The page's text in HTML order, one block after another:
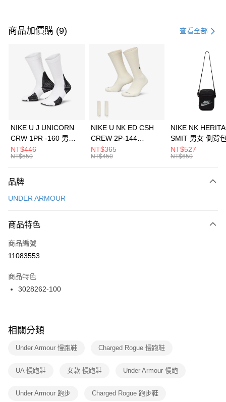
信用卡一次付款
3 期 0 利率 每期 21家銀行
合作金庫商業銀行
第一商業銀行
華南商業銀行
彰化商業銀行
上海商業儲蓄銀行
元大商業銀行
台灣樂天信用卡公司
Apple Pay
全盈+PAY
AFTEE先享後付
【關於「AFTEE先享後付」】
便利好安心！
３．安心：先確認商品／服務後，再付款。
【「AFTEE先享後付」結帳流程】
１．於結帳方式選擇「AFTEE先享後付」後，將跳轉至「AFTEE先享後付」
２．訂單成立數日內，您將收到繳費通知簡訊。
３．收到繳費通知簡訊後14天內，點擊此簡訊中的連結，可透過四大超商／
ATM／網路銀行／等多元方式進行付款，方視為交易完成。
※ 交易是否成功請以「AFTEE先享後付 」之結帳頁面顯示為準，若有關於
是否繳費成功／繳費後需取消欲退款等相關疑問，請聯繫「AFTEE先享後付
客戶支援中心」https://netprotections.freshdesk.com/support/home
１．透過由恩沛科技股份有限公司提供之「AFTEE先享後付」服務完成之交
權轉讓予恩沛科技股份有限公司。
運送方式
每筆NT$100，滿NT$1,500(含以上)免運費
宅配
每筆NT$100，滿NT$1,500(含以上)免運費
付款後門市自取
每筆NT$100，滿NT$1,500(含以上)免運費
商品加價購 (9) 查看全部
NIKE U J UNICORN
CRW 1PR -160 男女
中統襪 FZ3393100
NT$446
NT$550
NIKE U NK ED CSH
CREW 2P-144
EMBRDY 男女 短統襪
FZ3073133
NT$365
NT$450
NIKE NK
SMIT 男女 側背
BA5871010
NT$527
NT$650
品牌
UNDER ARMOUR
商品特色
商品編號
11083553
商品特色
3028262-100
相關分類
Under Armour 慢跑鞋 Charged Rogue 慢跑鞋
UA 慢跑鞋 女款 慢跑鞋 Under Armour 慢跑
Under Armour 跑步 Charged Rogue 跑步鞋